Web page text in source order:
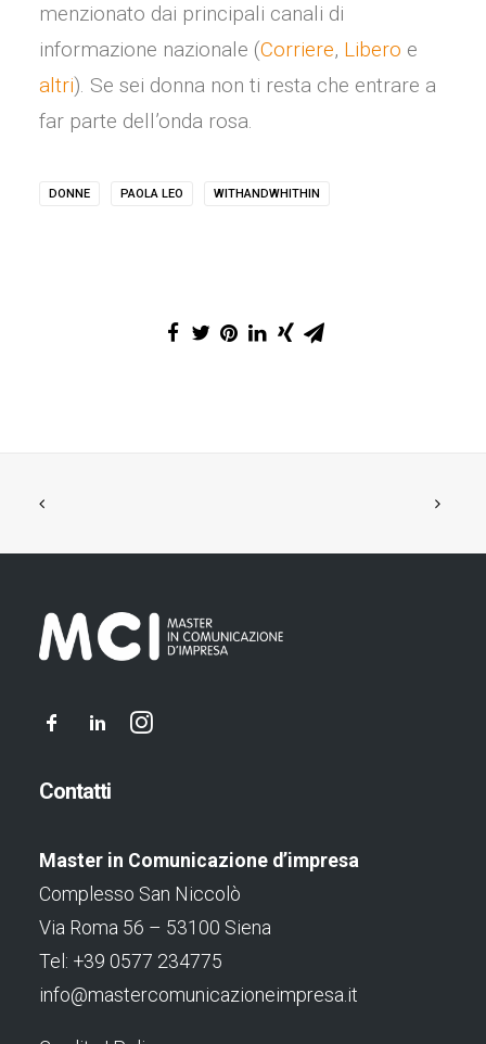
menzionato dai principali canali di
informazione nazionale (Corriere, Libero e
altri). Se sei donna non ti resta che entrare a
far parte dell’onda rosa.
DONNE PAOLA LEO WITHANDWHITHIN
Contatti
Master in Comunicazione d’impresa
Complesso San Niccolò
Via Roma 56 – 53100 Siena
Tel: +39 0577 234775
info@mastercomunicazioneimpresa.it